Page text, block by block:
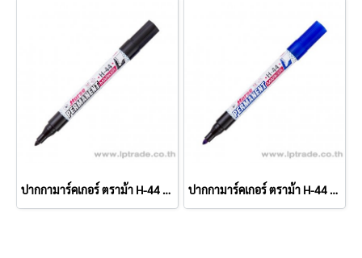
ปากกามาร์คเกอร์ ตราม้า H-44 สีดำ ปากกามาร์คเกอร์ ตราม้า H-44 สีน้ำเงิน